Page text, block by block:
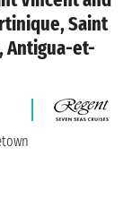
Saint
Antigua-et-